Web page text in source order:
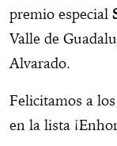
premio especial
Valle de
Alvarado.
Felicitamos a
en la lista